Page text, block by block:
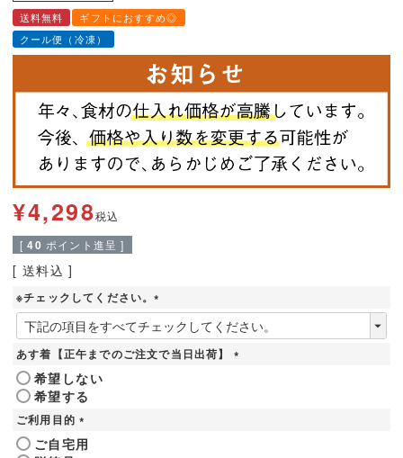
送料無料
ギフトにおすすめ◎
クール便（冷凍）
¥4,298税込
[ 40 ポイント進呈 ]
送料込
※チェックしてください。
(
必
須
)
あす着【正午までのご注文で当日出荷】
希望しない
希望する
ご利用目的
(
必
ご自宅用